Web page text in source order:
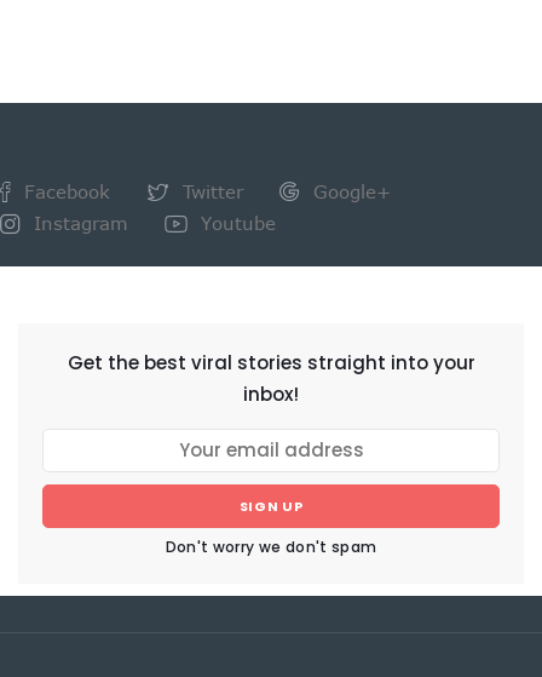
Facebook Twitter
Google+
Instagram
Youtube
Get the best viral stories straight into your
inbox!
SIGN UP
Don't worry we don't spam